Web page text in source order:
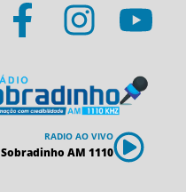
RADIO AO VIVO
Sobradinho AM 1110